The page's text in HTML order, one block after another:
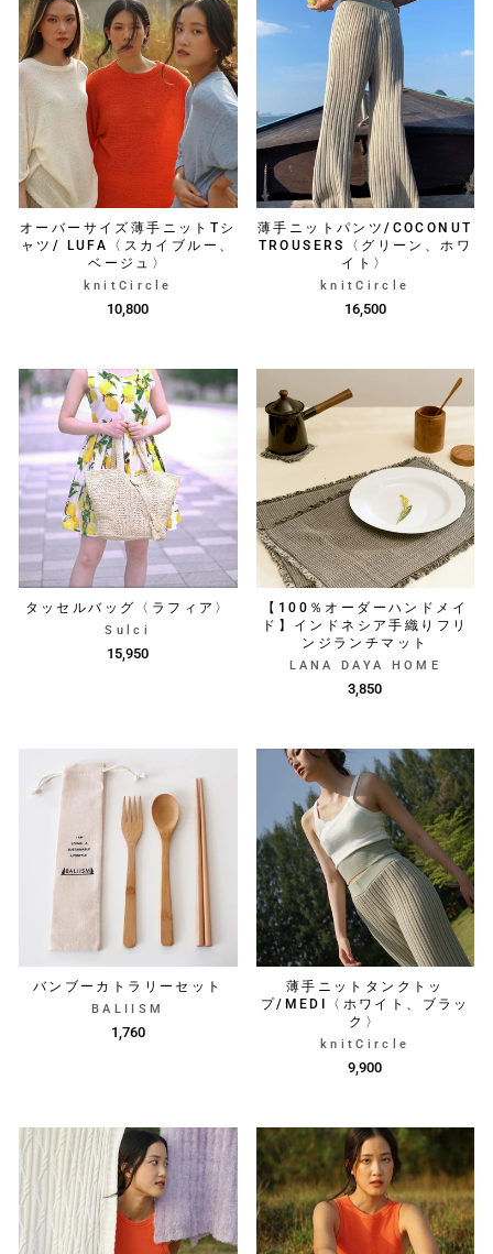
オーバーサイズ薄手ニットTシ
ャツ/ LUFA〈スカイブルー、
ベージュ〉
knitCircle
10,800
薄手ニットパンツ/COCONUT
TROUSERS〈グリーン、ホワ
イト〉
knitCircle
16,500
タッセルバッグ〈ラフィア〉
Sulci
15,950
【100％オーダーハンドメイ
ド】インドネシア手織りフリ
ンジランチマット
LANA DAYA HOME
3,850
バンブーカトラリーセット
BALIISM
1,760
薄手ニットタンクトッ
プ/MEDI〈ホワイト、ブラッ
ク〉
knitCircle
9,900